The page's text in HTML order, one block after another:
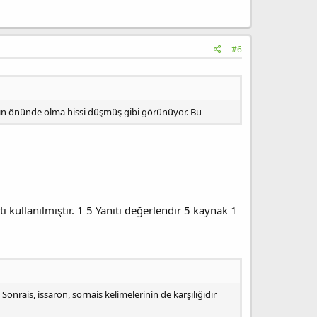
#6
önünde olma hissi düşmüş gibi görünüyor. Bu
1 5 Yanıtı değerlendir 5 kaynak 1
issaron, sornais kelimelerinin de karşılığıdır